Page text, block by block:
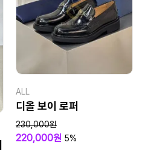
ALL
디올 보이 로퍼
230,000원
220,000원 5%